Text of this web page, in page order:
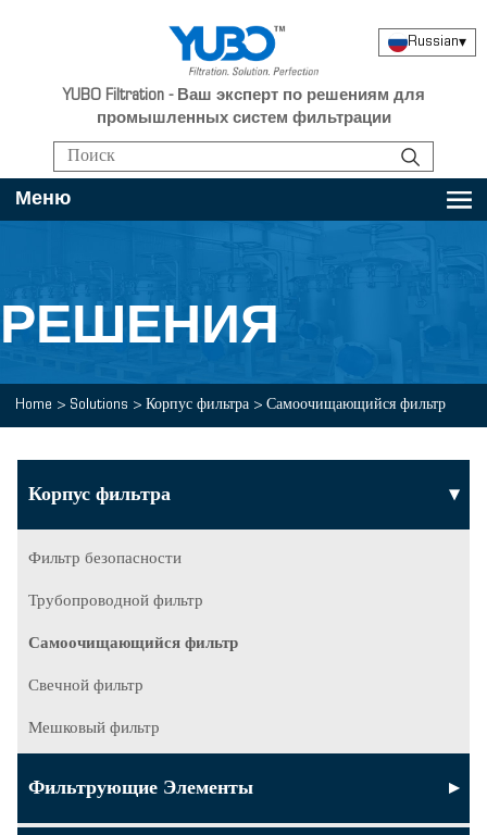
YUBO Filtration - Ваш эксперт по решениям для
промышленных систем фильтрации
Russian▾
Меню
РЕШЕНИЯ
Home > Solutions > Корпус фильтра > Самоочищающийся фильтр
Корпус фильтра ▸
Фильтр безопасности
Трубопроводной фильтр
Самоочищающийся фильтр
Свечной фильтр
Мешковый фильтр
Фильтрующие Элементы ▸